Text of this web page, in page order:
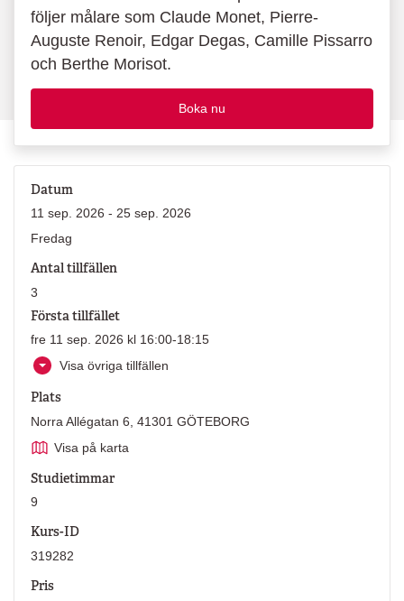
följer målare som Claude Monet, Pierre-
Auguste Renoir, Edgar Degas, Camille Pissarro
och Berthe Morisot.
Boka nu
Datum
11 sep. 2026 - 25 sep. 2026
Fredag
Antal tillfällen
3
Första tillfället
fre 11 sep. 2026 kl 16:00-18:15
Visa övriga tillfällen
Plats
Norra Allégatan 6, 41301 GÖTEBORG
Visa på karta
Studietimmar
9
Kurs-ID
319282
Pris